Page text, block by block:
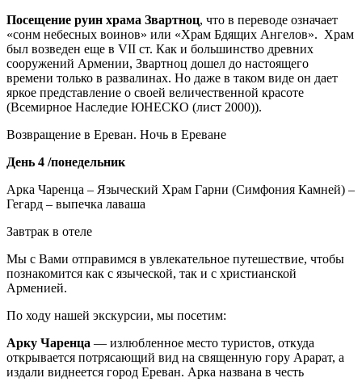
Посещение руин храма Звартноц, что в переводе означает
«сонм небесных воинов» или «Храм Бдящих Ангелов». Храм
был возведен еще в VII ст. Как и большинство древних
сооружений Армении, Звартноц дошел до настоящего
времени только в развалинах. Но даже в таком виде он дает
яркое представление о своей величественной красоте
(Всемирное Наследие ЮНЕСКО (лист 2000)).
Возвращение в Ереван. Ночь в Ереване
День 4 /понедельник
Арка Чаренца – Языческий Храм Гарни (Симфония Камней) –
Гегард – выпечка лаваша
Завтрак в отеле
Мы с Вами отправимся в увлекательное путешествие, чтобы
познакомится как с языческой, так и с христианской
Арменией.
По ходу нашей экскурсии, мы посетим:
Арку Чаренца — излюбленное место туристов, откуда
открывается потрясающий вид на священную гору Арарат, а
издали виднеется город Ереван. Арка названа в честь